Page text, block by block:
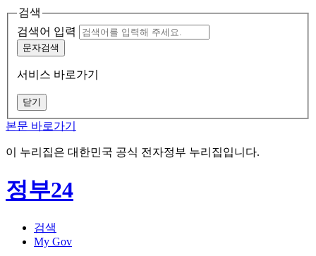
검색
검색어 입력
문자검색
서비스 바로가기
닫기
본문 바로가기
이 누리집은 대한민국 공식 전자정부 누리집입니다.
정부24
검색
My Gov